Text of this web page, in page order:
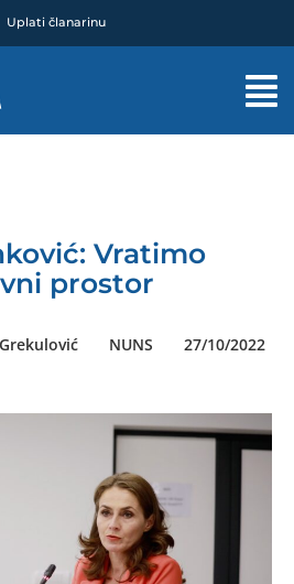
Uplati članarinu
Vratimo
prostor
NUNS 27/10/2022